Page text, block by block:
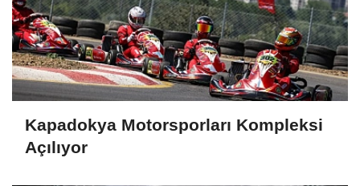
Kapadokya Motorsporları Kompleksi
Açılıyor